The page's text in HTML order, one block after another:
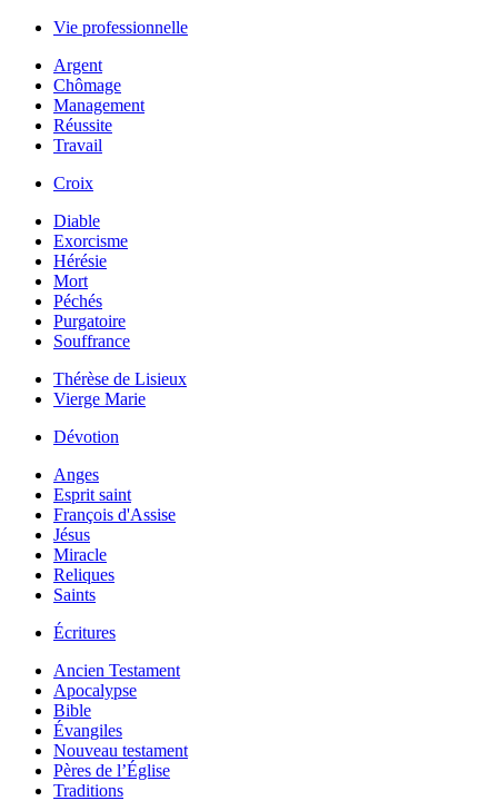
Vie professionnelle
Argent
Chômage
Management
Réussite
Travail
Croix
Diable
Exorcisme
Hérésie
Mort
Péchés
Purgatoire
Souffrance
Thérèse de Lisieux
Vierge Marie
Dévotion
Anges
Esprit saint
François d'Assise
Jésus
Miracle
Reliques
Saints
Écritures
Ancien Testament
Apocalypse
Bible
Évangiles
Nouveau testament
Pères de l’Église
Traditions